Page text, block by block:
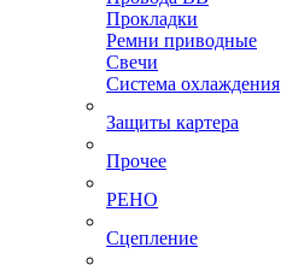
Прокладки
Ремни приводные
Свечи
Система охлаждения
Защиты картера
Прочее
РЕНО
Сцепление